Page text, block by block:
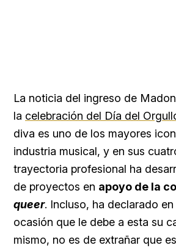
La noticia del ingreso de
la celebración del Día del
diva es uno de los mayores
industria musical, y en sus
trayectoria profesional ha
de proyectos en apoyo de la
queer. Incluso, ha declarado
ocasión que le debe a esta su
mismo, no es de extrañar que